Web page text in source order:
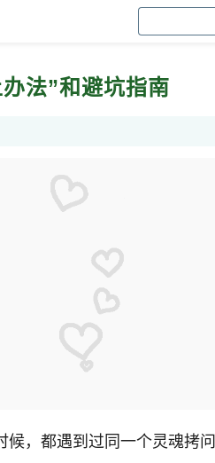
法”和避坑指南
，都遇到过同一个灵魂拷